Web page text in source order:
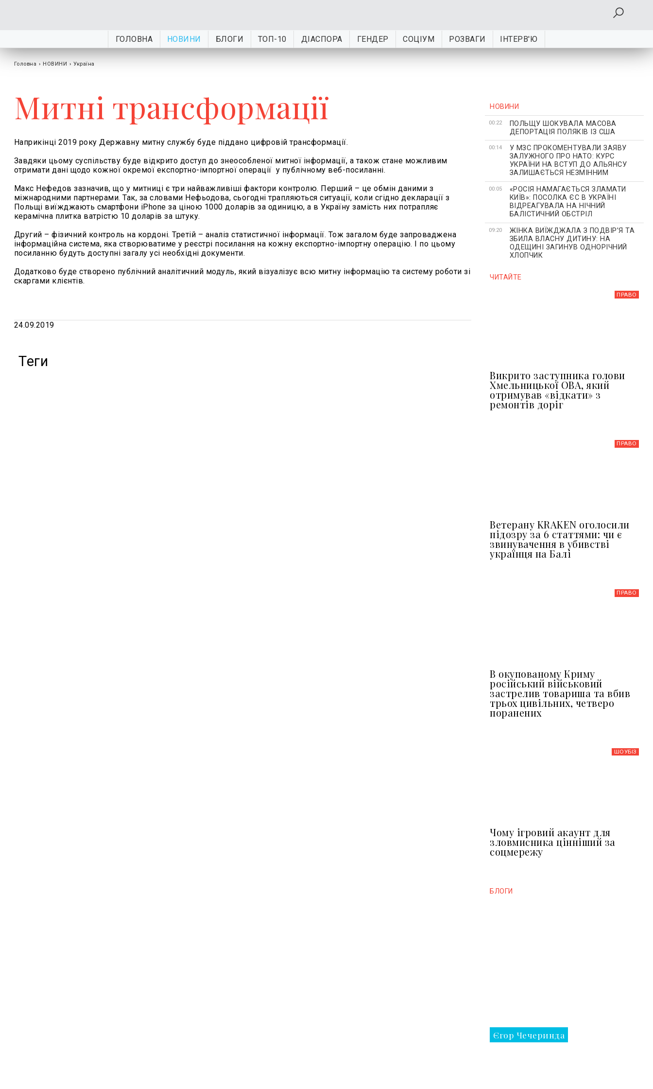
ГОЛОВНА НОВИНИ БЛОГИ ТОП-10 ДІАСПОРА ГЕНДЕР СОЦІУМ РОЗВАГИ ІНТЕРВ'Ю
Головна › НОВИНИ › Україна
Митні трансформації
Наприкінці 2019 року Державну митну службу буде піддано цифровій трансформації.
Завдяки цьому суспільству буде відкрито доступ до знеособленої митної інформації, а також стане можливим
отримати дані щодо кожної окремої експортно-імпортної операції у публічному веб-посиланні.
Макс Нефедов зазначив, що у митниці є три найважливіші фактори контролю. Перший – це обмін даними з
міжнародними партнерами. Так, за словами Нефьодова, сьогодні трапляються ситуації, коли сгідно декларації з
Польщі виїжджають смартфони iPhone за ціною 1000 доларів за одиницю, а в Україну замість них потрапляє
керамічна плитка ватрістю 10 доларів за штуку.
Другий – фізичний контроль на кордоні. Третій – аналіз статистичної інформації. Тож загалом буде запроваджена
інформаційна система, яка створюватиме у реєстрі посилання на кожну експортно-імпортну операцію. І по цьому
посиланню будуть доступні загалу усі необхідні документи.
Додатково буде створено публічний аналітичний модуль, який візуалізує всю митну інформацію та систему роботи зі
скаргами клієнтів.
24.09.2019
Теги
НОВИНИ
00:22
ПОЛЬЩУ ШОКУВАЛА МАСОВА
ДЕПОРТАЦІЯ ПОЛЯКІВ ІЗ США
00:14
У МЗС ПРОКОМЕНТУВАЛИ ЗАЯВУ
ЗАЛУЖНОГО ПРО НАТО: КУРС
УКРАЇНИ НА ВСТУП ДО АЛЬЯНСУ
ЗАЛИШАЄТЬСЯ НЕЗМІННИМ
00:05
«РОСІЯ НАМАГАЄТЬСЯ ЗЛАМАТИ
КИЇВ»: ПОСОЛКА ЄС В УКРАЇНІ
ВІДРЕАГУВАЛА НА НІЧНИЙ
БАЛІСТИЧНИЙ ОБСТРІЛ
09:20
ЖІНКА ВИЇЖДЖАЛА З ПОДВІР’Я ТА
ЗБИЛА ВЛАСНУ ДИТИНУ: НА
ОДЕЩИНІ ЗАГИНУВ ОДНОРІЧНИЙ
ХЛОПЧИК
ЧИТАЙТЕ
ПРАВО
Викрито заступника голови
Хмельницької ОВА, який
отримував «відкати» з
ремонтів доріг
ПРАВО
Ветерану KRAKEN оголосили
підозру за 6 статтями: чи є
звинувачення в убивстві
українця на Балі
ПРАВО
В окупованому Криму
російський військовий
застрелив товариша та вбив
трьох цивільних, четверо
поранених
ШОУБIЗ
Чому ігровий акаунт для
зловмисника цінніший за
соцмережу
БЛОГИ
Єгор Чечеринда